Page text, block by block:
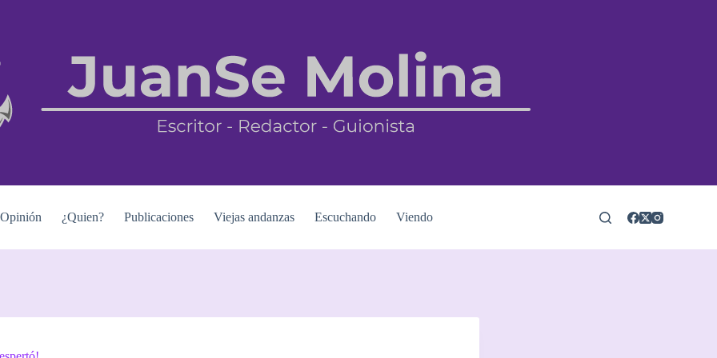
Opinión ¿Quien? Publicaciones Viejas andanzas Escuchando Viendo